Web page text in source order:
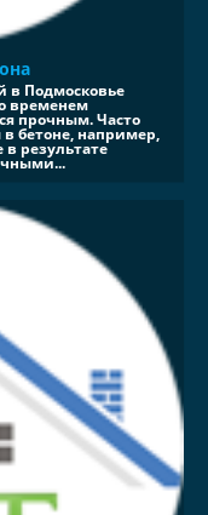
в Подмосковье
временем
прочным. Часто
бетоне, например,
результате